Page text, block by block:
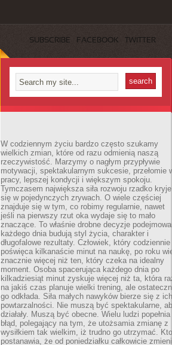
SUBSCRIBE FACEBOOK TWITTER
W codziennym życiu bardzo często szukamy
wielkich zmian, które od razu odmienią naszą
rzeczywistość. Marzymy o nagłym przypływie
motywacji, spektakularnym sukcesie, przełomie
pracy, lepszej kondycji i większym spokoju.
Tymczasem największa siła rozwoju rzadko kryje
się w pojedynczych zrywach. O wiele częściej
znajduje się w tym, co robimy regularnie, nawet
jeśli na pierwszy rzut oka wydaje się to mało
znaczące. To właśnie drobne decyzje
każdego dnia budują styl życia, charakter i
długofalowe rezultaty. Człowiek, który codziennie
poświęca kilkanaście minut na naukę, po roku
znacznie więcej niż ten, który czeka na idealny
moment. Osoba spacerująca każdego dnia po
kilkadziesiąt minut zyskuje więcej niż ta, która
na jakiś czas planuje wielki trening, ale
go odkłada. Siła małych nawyków bierze się z ich
powtarzalności. Nie muszą być spektakularne,
działały. Muszą być obecne. Wielu ludzi popełnia
błąd, polegający na tym, że utożsamia zmianę z
wysiłkiem tak wielkim, iż trudno go utrzymać.
postanawia, że od poniedziałku całkowicie zmieni